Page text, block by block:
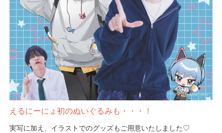
えるにーにょ初のぬいぐるみも・・・！
実写に加え、イラストでのグッズもご用意いたしました♡